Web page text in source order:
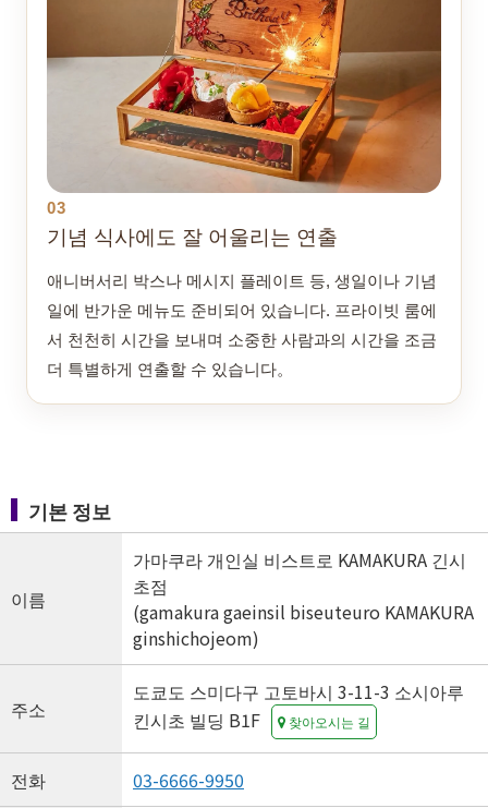
03
기념 식사에도 잘 어울리는 연출
애니버서리 박스나 메시지 플레이트 등, 생일이나 기념
일에 반가운 메뉴도 준비되어 있습니다. 프라이빗 룸에
서 천천히 시간을 보내며 소중한 사람과의 시간을 조금
더 특별하게 연출할 수 있습니다。
기본 정보
이름
가마쿠라 개인실 비스트로 KAMAKURA 긴시
초점
(gamakura gaeinsil biseuteuro KAMAKURA
ginshichojeom)
주소
도쿄도 스미다구 고토바시 3-11-3 소시아루
킨시초 빌딩 B1F
찾아오시는 길
전화 03-6666-9950